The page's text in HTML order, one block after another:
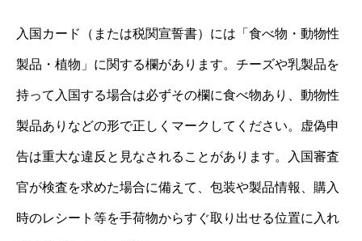
入国カード（または税関宣誓書）には「食べ物・動物性
製品・植物」に関する欄があります。チーズや乳製品を
持って入国する場合は必ずその欄に食べ物あり、動物性
製品ありなどの形で正しくマークしてください。虚偽申
告は重大な違反と見なされることがあります。入国審査
官が検査を求めた場合に備えて、包装や製品情報、購入
時のレシート等を手荷物からすぐ取り出せる位置に入れ